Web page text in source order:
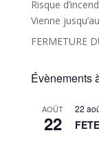
Risque
Vienne
FERMETURE
Évènements
AOÛT
22
22